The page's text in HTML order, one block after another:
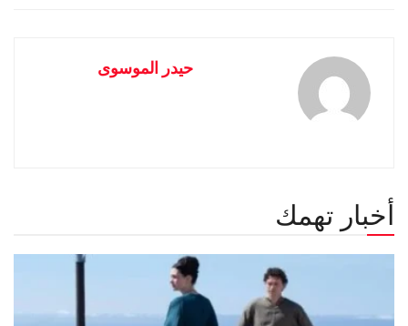
حيدر الموسوى
أخبار تهمك